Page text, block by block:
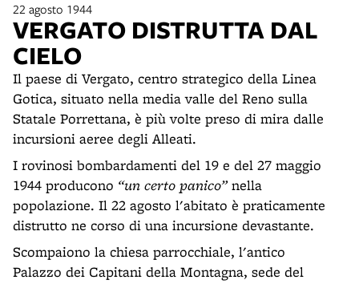
22 agosto 1944
VERGATO DISTRUTTA DAL
CIELO
Il paese di Vergato, centro strategico della Linea
Gotica, situato nella media valle del Reno sulla
Statale Porrettana, è più volte preso di mira dalle
incursioni aeree degli Alleati.
I rovinosi bombardamenti del 19 e del 27 maggio
1944 producono “un certo panico”nella
popolazione. Il 22 agosto l'abitato è praticamente
distrutto ne corso di una incursione devastante.
Scompaiono la chiesa parrocchiale, l'antico
Palazzo dei Capitani della Montagna, sede del